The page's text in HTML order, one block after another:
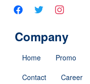
Company
Home Promo
Contact
Career